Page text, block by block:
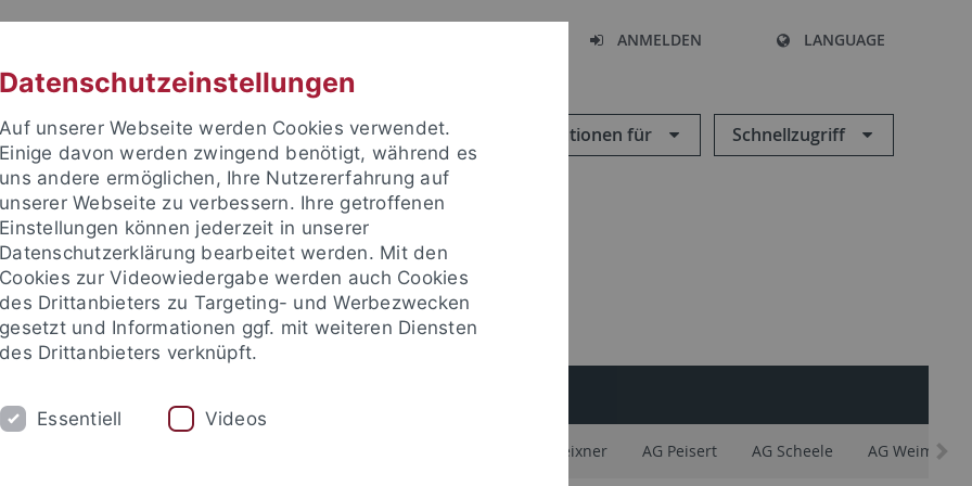
ANMELDEN LANGUAGE
Informationen für Schnellzugriff
Theoretische Chemie
AG Meixner AG Peisert AG Scheele AG Weimar
Datenschutzeinstellungen
Auf unserer Webseite werden Cookies verwendet.
Einige davon werden zwingend benötigt, während es
uns andere ermöglichen, Ihre Nutzererfahrung auf
unserer Webseite zu verbessern. Ihre getroffenen
Einstellungen können jederzeit in unserer
Datenschutzerklärung bearbeitet werden. Mit den
Cookies zur Videowiedergabe werden auch Cookies
des Drittanbieters zu Targeting- und Werbezwecken
gesetzt und Informationen ggf. mit weiteren Diensten
des Drittanbieters verknüpft.
Essentiell Videos